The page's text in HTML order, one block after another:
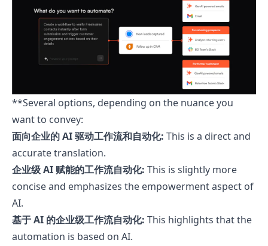
**Several options, depending on the nuance you
want to convey:
面向企业的 AI 驱动工作流和自动化: This is a direct and
accurate translation.
企业级 AI 赋能的工作流自动化: This is slightly more
concise and emphasizes the empowerment aspect of
AI.
基于 AI 的企业级工作流自动化: This highlights that the
automation is based on AI.